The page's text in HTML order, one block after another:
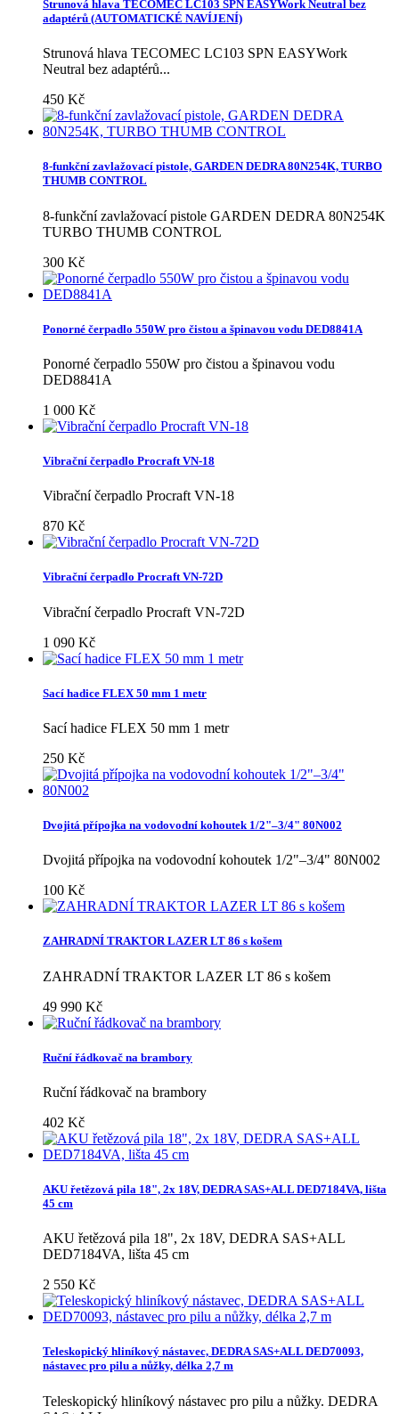
Strunová hlava TECOMEC LC103 SPN EASYWork Neutral bez
adaptérů (AUTOMATICKÉ NAVÍJENÍ)
Strunová hlava TECOMEC LC103 SPN EASYWork
Neutral bez adaptérů...
450 Kč
8-funkční zavlažovací pistole, GARDEN DEDRA 80N254K, TURBO
THUMB CONTROL
8-funkční zavlažovací pistole GARDEN DEDRA 80N254K
TURBO THUMB CONTROL
300 Kč
Ponorné čerpadlo 550W pro čistou a špinavou vodu DED8841A
Ponorné čerpadlo 550W pro čistou a špinavou vodu
DED8841A
1 000 Kč
Vibrační čerpadlo Procraft VN-18
Vibrační čerpadlo Procraft VN-18
870 Kč
Vibrační čerpadlo Procraft VN-72D
Vibrační čerpadlo Procraft VN-72D
1 090 Kč
Sací hadice FLEX 50 mm 1 metr
Sací hadice FLEX 50 mm 1 metr
250 Kč
Dvojitá přípojka na vodovodní kohoutek 1/2"–3/4" 80N002
Dvojitá přípojka na vodovodní kohoutek 1/2"–3/4" 80N002
100 Kč
ZAHRADNÍ TRAKTOR LAZER LT 86 s košem
ZAHRADNÍ TRAKTOR LAZER LT 86 s košem
49 990 Kč
Ruční řádkovač na brambory
Ruční řádkovač na brambory
402 Kč
AKU řetězová pila 18", 2x 18V, DEDRA SAS+ALL DED7184VA, lišta
45 cm
AKU řetězová pila 18", 2x 18V, DEDRA SAS+ALL
DED7184VA, lišta 45 cm
2 550 Kč
Teleskopický hliníkový nástavec, DEDRA SAS+ALL DED70093,
nástavec pro pilu a nůžky, délka 2,7 m
Teleskopický hliníkový nástavec pro pilu a nůžky. DEDRA